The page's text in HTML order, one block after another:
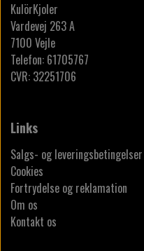
KulörKjoler
Vardevej 263 A
7100 Vejle
Telefon: 61705767
CVR: 32251706
Links
Salgs- og leveringsbetingelser
Cookies
Fortrydelse og reklamation
Om os
Kontakt os